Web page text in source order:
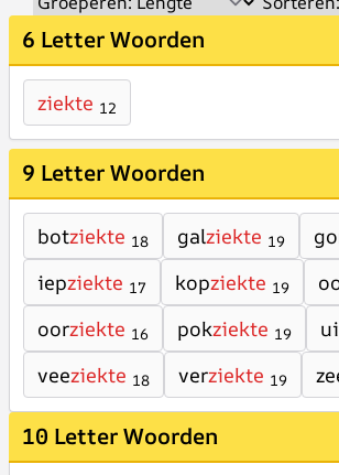
6 Letter Woorden
ziekte 12
9 Letter Woorden
botziekte 18 galziekte 19
iepziekte 17 kopziekte 19
oorziekte 16 pokziekte 19
veeziekte 18 verziekte 19
10 Letter Woorden